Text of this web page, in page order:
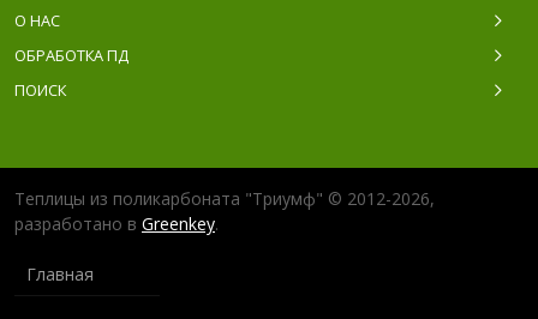
О НАС
ОБРАБОТКА ПД
ПОИСК
Теплицы из поликарбоната "Триумф" © 2012-2026,
разработано в Greenkey.
Главная